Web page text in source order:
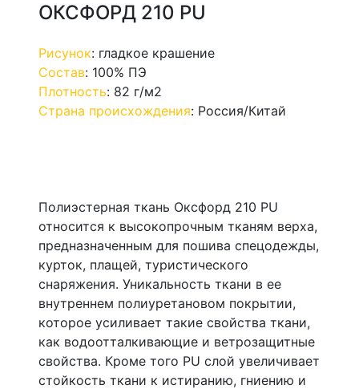
ОКСФОРД 210 PU
Рисунок: гладкое крашение
Состав: 100% ПЭ
Плотность: 82 г/м2
Страна происхождения: Россия/Китай
Полиэстерная ткань Оксфорд 210 PU
относится к высокопрочным тканям верха,
предназначенным для пошива спецодежды,
курток, плащей, туристического
снаряжения. Уникальность ткани в ее
внутреннем полиуретановом покрытии,
которое усиливает такие свойства ткани,
как водоотталкивающие и ветрозащитные
свойства. Кроме того PU слой увеличивает
стойкость ткани к истиранию, гниению и